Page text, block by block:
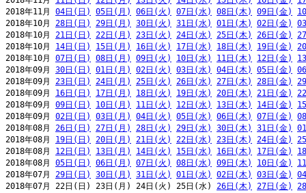
2018年11月 04日(日) 05日(月) 06日(火) 07日(水) 08日(木) 09日(金)
2018年10月 28日(日) 29日(月) 30日(火) 31日(水) 01日(木) 02日(金)
2018年10月 21日(日) 22日(月) 23日(火) 24日(水) 25日(木) 26日(金)
2018年10月 14日(日) 15日(月) 16日(火) 17日(水) 18日(木) 19日(金)
2018年10月 07日(日) 08日(月) 09日(火) 10日(水) 11日(木) 12日(金)
2018年09月 30日(日) 01日(月) 02日(火) 03日(水) 04日(木) 05日(金)
2018年09月 23日(日) 24日(月) 25日(火) 26日(水) 27日(木) 28日(金)
2018年09月 16日(日) 17日(月) 18日(火) 19日(水) 20日(木) 21日(金)
2018年09月 09日(日) 10日(月) 11日(火) 12日(水) 13日(木) 14日(金)
2018年09月 02日(日) 03日(月) 04日(火) 05日(水) 06日(木) 07日(金)
2018年08月 26日(日) 27日(月) 28日(火) 29日(水) 30日(木) 31日(金)
2018年08月 19日(日) 20日(月) 21日(火) 22日(水) 23日(木) 24日(金)
2018年08月 12日(日) 13日(月) 14日(火) 15日(水) 16日(木) 17日(金)
2018年08月 05日(日) 06日(月) 07日(火) 08日(水) 09日(木) 10日(金)
2018年07月 29日(日) 30日(月) 31日(火) 01日(水) 02日(木) 03日(金)
2018年07月 22日(日) 23日(月) 24日(火) 25日(水) 26日(木) 27日(金)